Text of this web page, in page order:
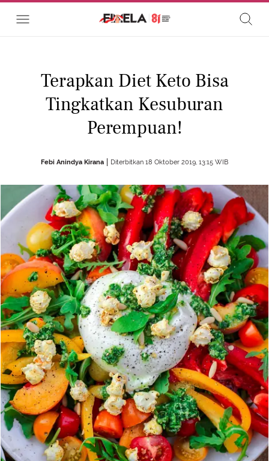
Terapkan Diet Keto Bisa
Tingkatkan Kesuburan
Perempuan!
Febi Anindya Kirana Diterbitkan 18 Oktober 2019, 13:15 WIB